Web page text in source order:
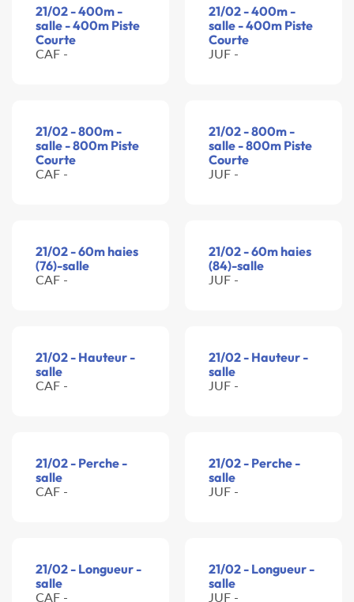
21/02 - 400m -
salle - 400m Piste
Courte
CAF -
21/02 - 400m -
salle - 400m Piste
Courte
JUF -
21/02 - 800m -
salle - 800m Piste
Courte
CAF -
21/02 - 800m -
salle - 800m Piste
Courte
JUF -
21/02 - 60m haies
(76)-salle
CAF -
21/02 - 60m haies
(84)-salle
JUF -
21/02 - Hauteur -
salle
CAF -
21/02 - Hauteur -
salle
JUF -
21/02 - Perche -
salle
CAF -
21/02 - Perche -
salle
JUF -
21/02 - Longueur -
salle
CAF -
21/02 - Longueur -
salle
JUF -